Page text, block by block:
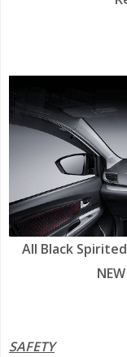
All Black
SAFETY